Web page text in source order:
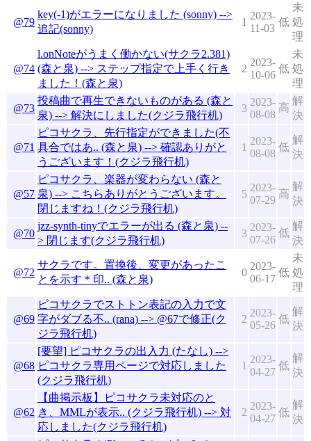
@79
key(-1)がエラーになりました (sonny) -->
追記(sonny)
1
2023-
11-03
低
未
処
理
@74
l.onNoteがうまく働かない(サクラ2.381)
(森と泉) --> ステップ指定で上手く行き
ました！(森と泉)
2
2023-
10-06
低
未
処
理
@73
投稿曲で再生できないものがある (森と
泉) --> 解決にしました(クジラ飛行机)
3
2023-
08-08
高
解
決
@71
ピコサクラ、先行指定ができました(不
具合ではあ.. (森と泉) --> 確認ありがと
うございます！(クジラ飛行机)
1
2023-
08-08
低
解
決
@57
ピコサクラ、楽器が変わらない (森と
泉) --> こちらありがとうございます。
閉じますね！(クジラ飛行机)
5
2023-
07-29
高
解
決
@70
jzz-synth-tinyでエラーが出る (森と泉) --
> 閉じます(クジラ飛行机)
3
2023-
07-26
低
解
決
@72
サクラです。置換後、変更があったこ
とを示す＊印.. (森と泉)
0
2023-
06-17
低
未
処
理
@69
ピコサクラでストトン表記の入力で文
字がダブる不.. (rana) --> @67で修正(ク
ジラ飛行机)
2
2023-
05-26
低
解
決
@68
[要望] ピコサクラの出入力 (たなし) -->
ピコサクラ専用ページで対応しました
(クジラ飛行机)
1
2023-
04-27
低
解
決
@62
【曲掲示板】ピコサクラ未対応のと
き、MMLが表示.. (クジラ飛行机) --> 対
応しました(クジラ飛行机)
2
2023-
04-27
低
解
決